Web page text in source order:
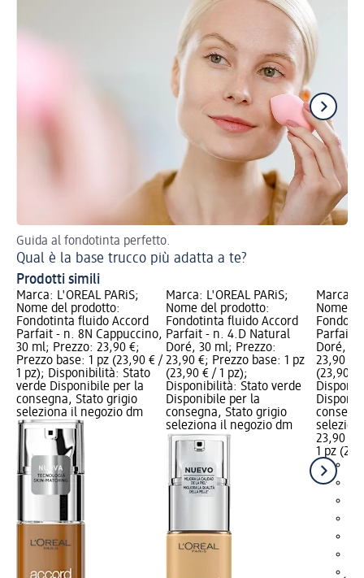
Guida al fondotinta perfetto.
Qual è la base trucco più adatta a te?
Prodotti simili
Marca: L'ORÉAL PARiS;
Nome del prodotto:
Fondotinta fluido Accord
Parfait - n. 8N Cappuccino,
30 ml; Prezzo: 23,90 €;
Prezzo base: 1 pz (23,90 € /
1 pz); Disponibilità: Stato
verde Disponibile per la
consegna, Stato grigio
seleziona il negozio dm
Marca: L'ORÉAL PARiS;
Nome del prodotto:
Fondotinta fluido Accord
Parfait - n. 4.D Natural
Doré, 30 ml; Prezzo:
23,90 €; Prezzo base: 1 pz
(23,90 € / 1 pz);
Disponibilità: Stato verde
Disponibile per la
consegna, Stato grigio
seleziona il negozio dm
Marca:
Nome
Parfait -
Doré,
23,90 €;
(23,90 €
23,90 €
1 pz